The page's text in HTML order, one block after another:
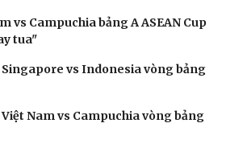
vs Campuchia bảng A ASEAN Cup
tua"
vs Indonesia vòng bảng
Nam vs Campuchia vòng bảng